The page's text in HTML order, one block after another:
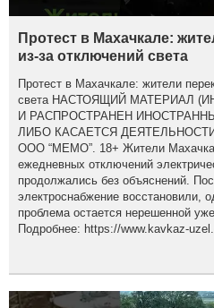
Протест в Махачкале:
из-за отключений света
Протест в Махачкале: жители
света НАСТОЯЩИЙ МАТЕРИАЛ
И РАСПРОСТРАНЕН
ЛИБО КАСАЕТСЯ
ООО “МЕМО”. 18+ Жители
ежедневных отключений
продолжались без объяснений.
электроснабжение восстановили,
проблема остается нерешенной
Подробнее: https://www.kavkaz-